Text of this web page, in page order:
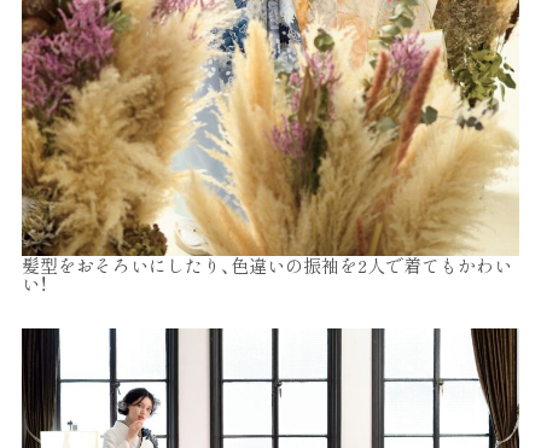
髪型をおそろいにしたり、色違いの振袖を2人で着てもかわい
い！